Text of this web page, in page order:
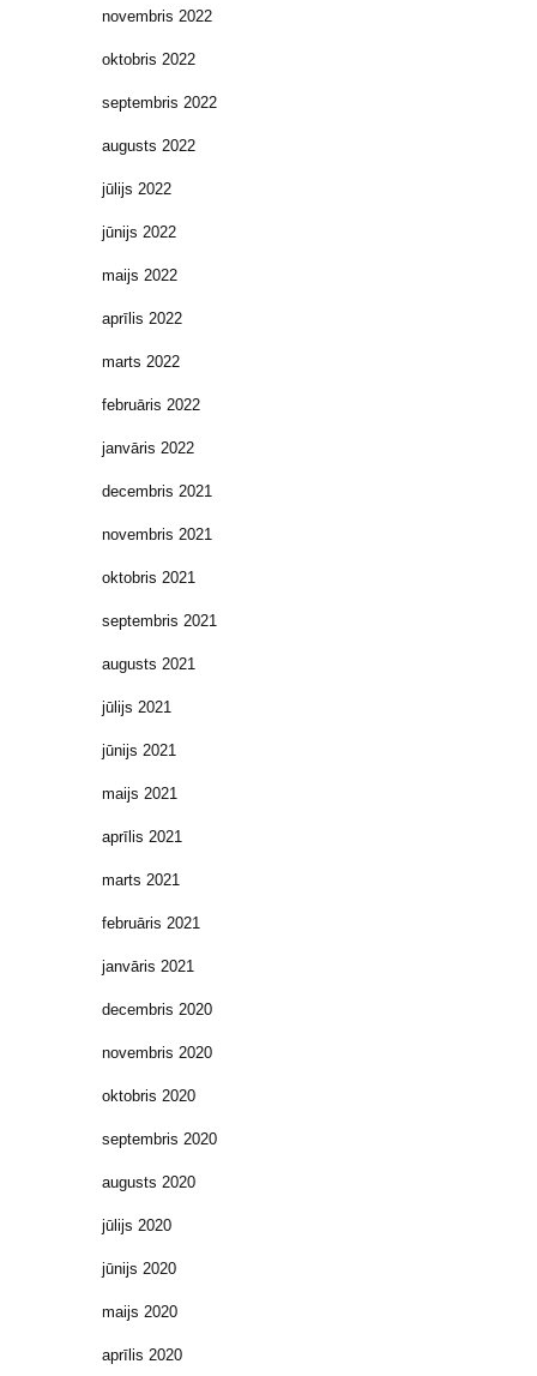
novembris 2022
oktobris 2022
septembris 2022
augusts 2022
jūlijs 2022
jūnijs 2022
maijs 2022
aprīlis 2022
marts 2022
februāris 2022
janvāris 2022
decembris 2021
novembris 2021
oktobris 2021
septembris 2021
augusts 2021
jūlijs 2021
jūnijs 2021
maijs 2021
aprīlis 2021
marts 2021
februāris 2021
janvāris 2021
decembris 2020
novembris 2020
oktobris 2020
septembris 2020
augusts 2020
jūlijs 2020
jūnijs 2020
maijs 2020
aprīlis 2020